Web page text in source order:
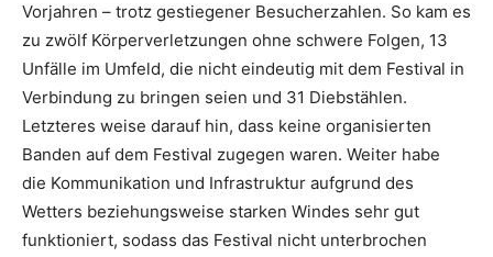
Vorjahren – trotz gestiegener Besucherzahlen. So kam es
zu zwölf Körperverletzungen ohne schwere Folgen, 13
Unfälle im Umfeld, die nicht eindeutig mit dem Festival in
Verbindung zu bringen seien und 31 Diebstählen.
Letzteres weise darauf hin, dass keine organisierten
Banden auf dem Festival zugegen waren. Weiter habe
die Kommunikation und Infrastruktur aufgrund des
Wetters beziehungsweise starken Windes sehr gut
funktioniert, sodass das Festival nicht unterbrochen